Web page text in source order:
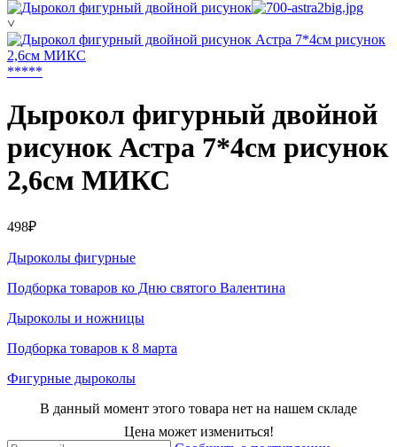
˅
*****
Дырокол фигурный двойной
рисунок Астра 7*4см рисунок
2,6см МИКС
498₽
Дыроколы фигурные
Подборка товаров ко Дню святого Валентина
Дыроколы и ножницы
Подборка товаров к 8 марта
Фигурные дыроколы
В данный момент этого товара нет на нашем складе
Цена может измениться!